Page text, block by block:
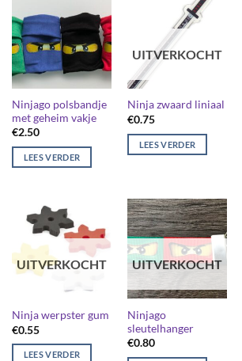
Ninjago polsbandje
met geheim vakje
€2.50
LEES VERDER
UITVERKOCHT
Ninja zwaard liniaal
€0.75
LEES VERDER
UITVERKOCHT
Ninja werpster gum
€0.55
LEES VERDER
UITVERKOCHT
Ninjago
sleutelhanger
€0.80